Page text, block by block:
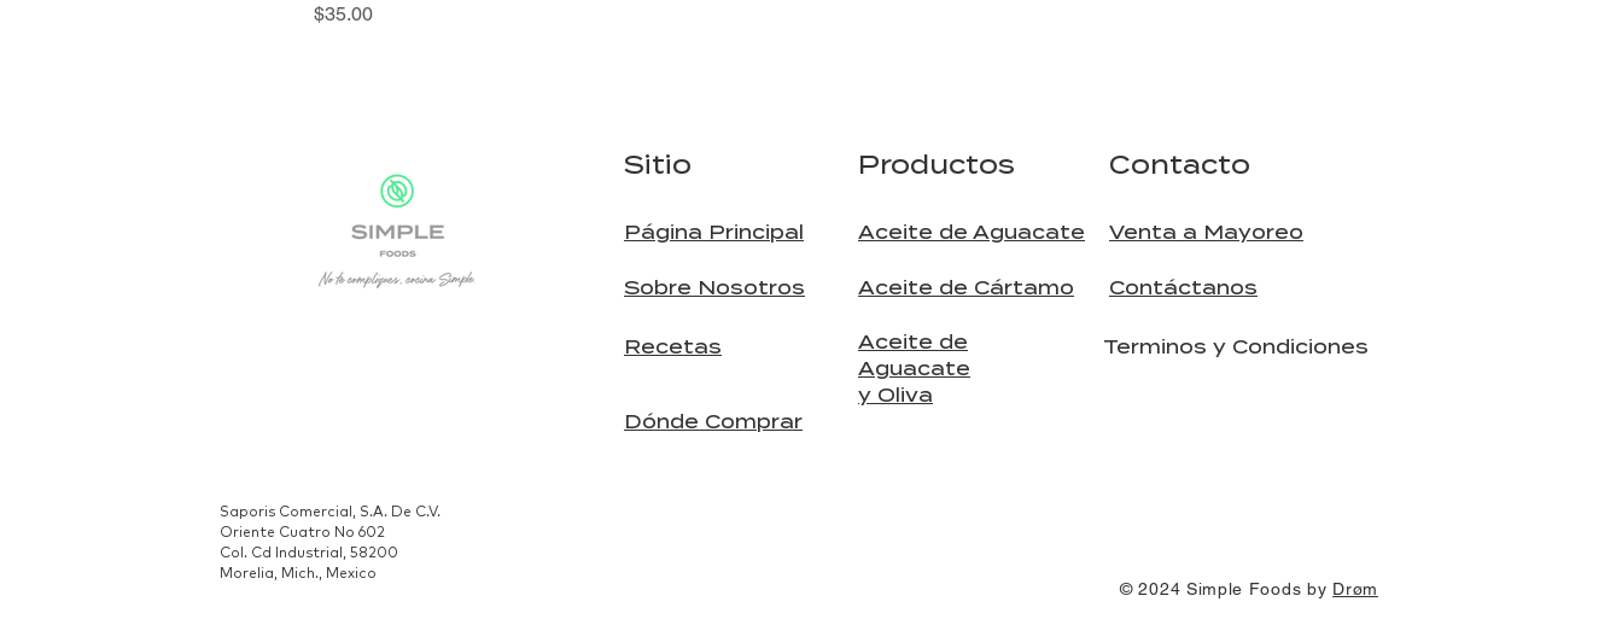
Price
$35.00
Sitio
Página Principal
Sobre Nosotros
Recetas
Productos
Aceite de Aguacate
Aceite de Cártamo
Aceite de
Aguacate
y Oliva
Contacto
Venta a Mayoreo
Contáctanos
Terminos y Condiciones
Dónde Comprar
Saporis Comercial, S.A. De C.V.
Oriente Cuatro No 602
Col. Cd Industrial, 58200
Morelia, Mich., Mexico
© 2024 Simple Foods by Drøm